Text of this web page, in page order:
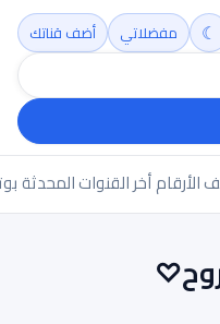
☾ مفضلاتي أضف قناتك
أخر القنوات المحدثة